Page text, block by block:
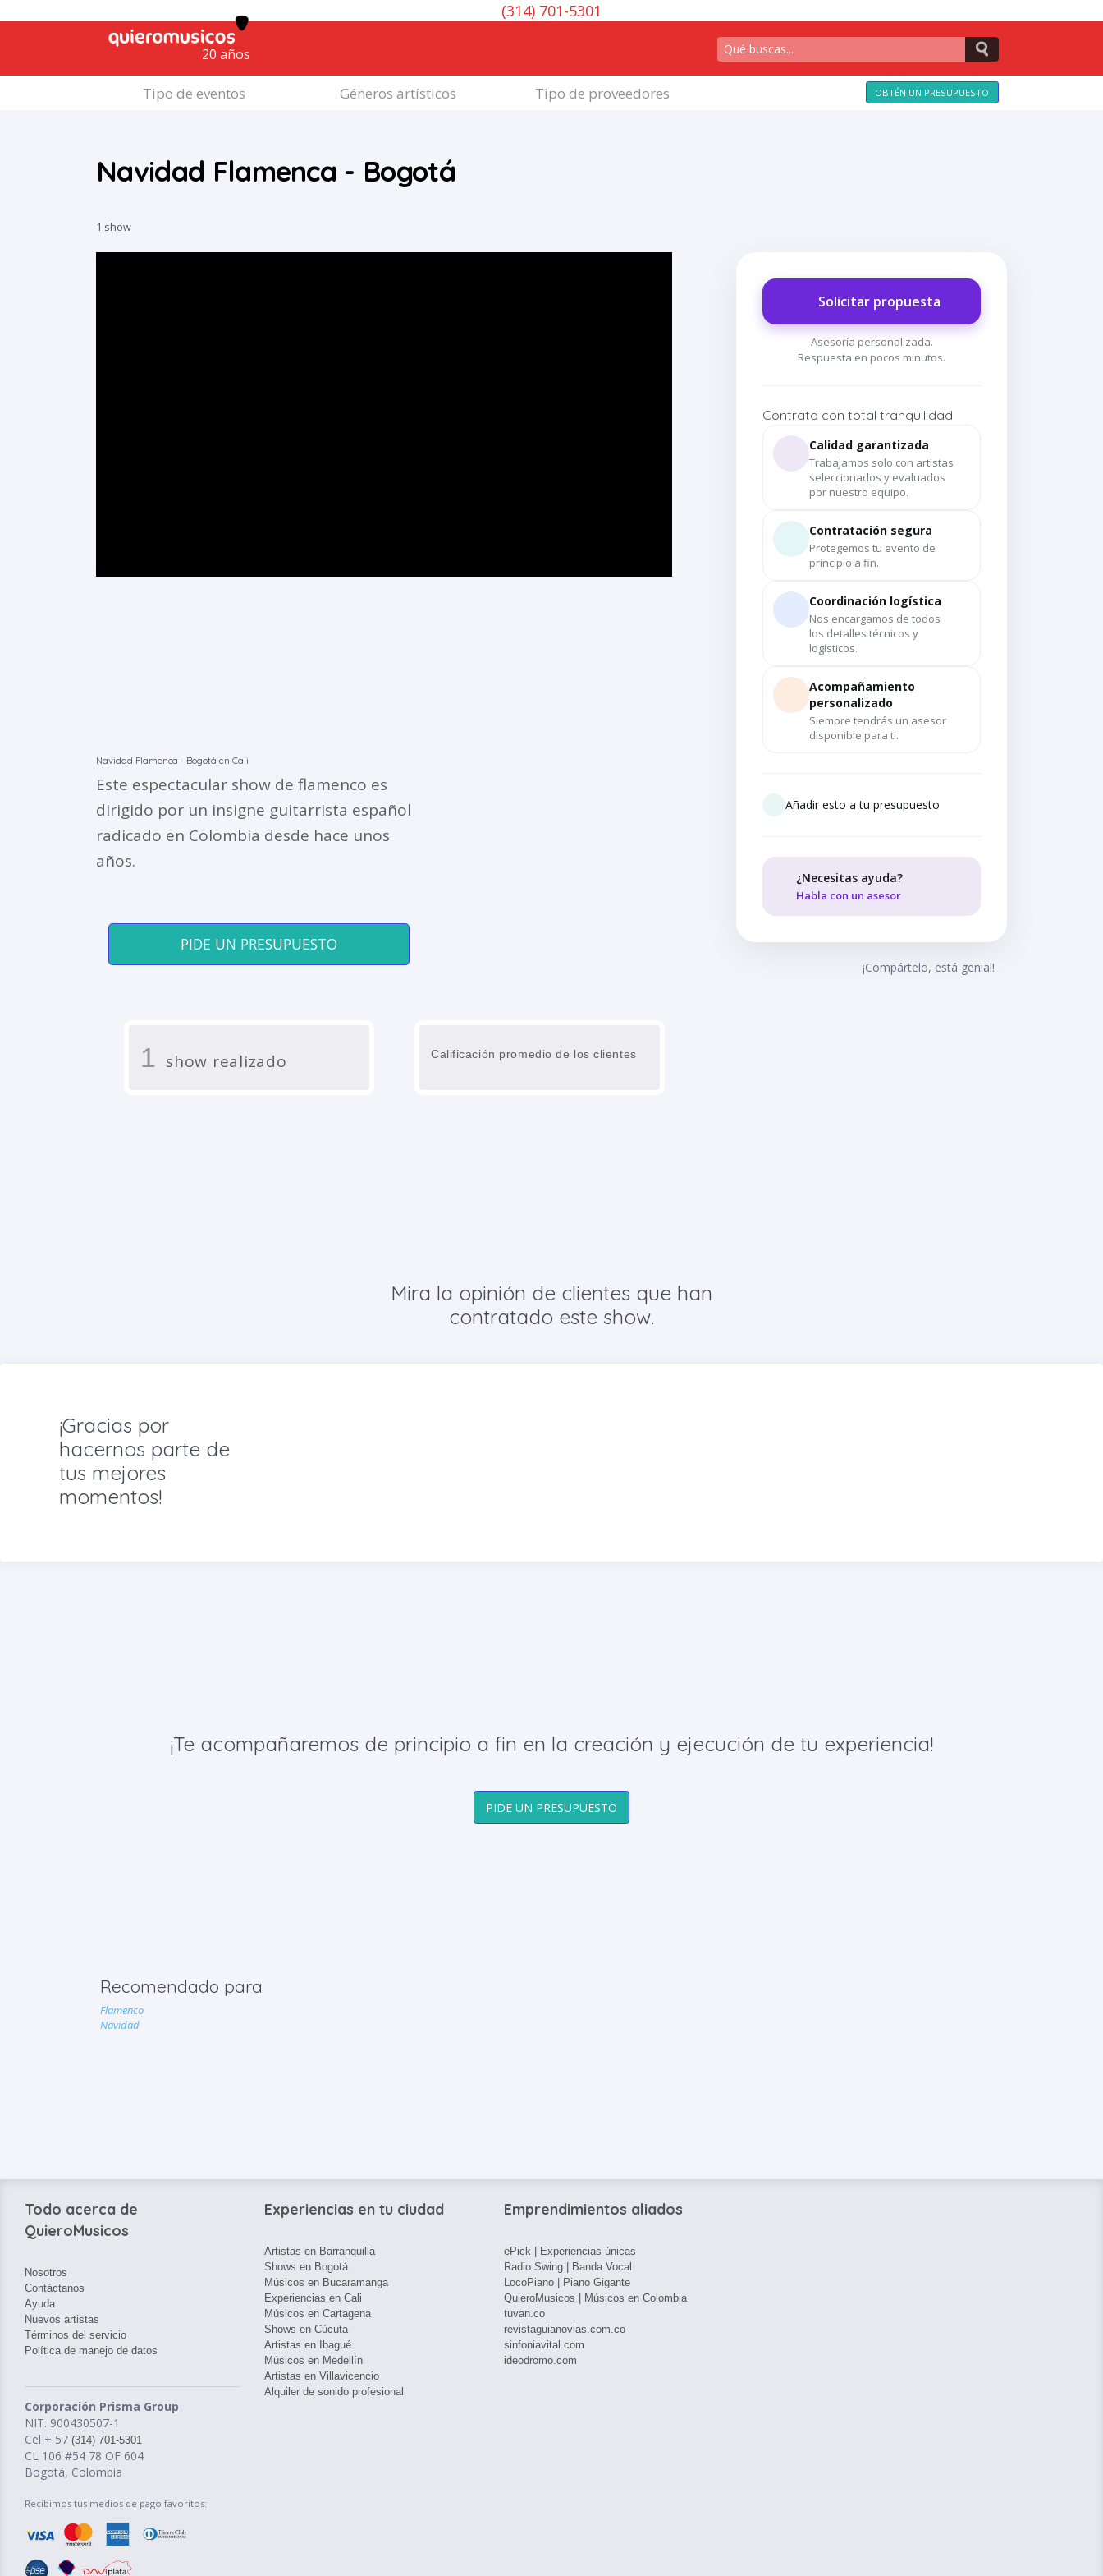
(314) 701-5301
20 años
Tipo de eventos Géneros artísticos Tipo de proveedores OBTÉN UN PRESUPUESTO
Navidad Flamenca - Bogotá
1 show
Solicitar propuesta
Asesoría personalizada.
Respuesta en pocos minutos.
Contrata con total tranquilidad
Calidad garantizada
Trabajamos solo con artistas
seleccionados y evaluados
por nuestro equipo.
Contratación segura
Protegemos tu evento de
principio a fin.
Coordinación logística
Nos encargamos de todos
los detalles técnicos y
logísticos.
Acompañamiento
personalizado
Siempre tendrás un asesor
disponible para ti.
Añadir esto a tu presupuesto
¿Necesitas ayuda?
Habla con un asesor
¡Compártelo, está genial!
Navidad Flamenca - Bogotá en Cali
Este espectacular show de flamenco es
dirigido por un insigne guitarrista español
radicado en Colombia desde hace unos
años.
PIDE UN PRESUPUESTO
1 show realizado Calificación promedio de los clientes
Mira la opinión de clientes que han
contratado este show.
¡Gracias por
hacernos parte de
tus mejores
momentos!
¡Te acompañaremos de principio a fin en la creación y ejecución de tu experiencia!
PIDE UN PRESUPUESTO
Recomendado para
Flamenco
Navidad
Todo acerca de
QuieroMusicos
Nosotros
Contáctanos
Ayuda
Nuevos artistas
Términos del servicio
Política de manejo de datos
Corporación Prisma Group
NIT. 900430507-1
Cel + 57 (314) 701-5301
CL 106 #54 78 OF 604
Bogotá, Colombia
Recibimos tus medios de pago favoritos:
Experiencias en tu ciudad
Artistas en Barranquilla
Shows en Bogotá
Músicos en Bucaramanga
Experiencias en Cali
Músicos en Cartagena
Shows en Cúcuta
Artistas en Ibagué
Músicos en Medellín
Artistas en Villavicencio
Alquiler de sonido profesional
Emprendimientos aliados
ePick | Experiencias únicas
Radio Swing | Banda Vocal
LocoPiano | Piano Gigante
QuieroMusicos | Músicos en Colombia
tuvan.co
revistaguianovias.com.co
sinfoniavital.com
ideodromo.com